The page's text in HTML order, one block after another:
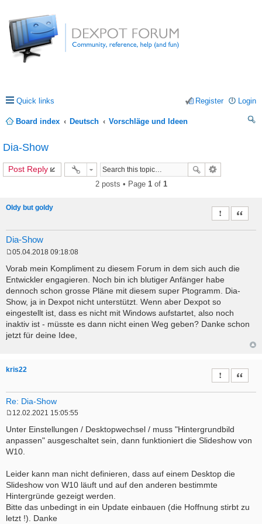
Quick links Login
Register
Board index Deutsch
Vorschläge und Ideen
Dia-Show
Post Reply
2 posts • Page 1of 1
Oldy but goldy
Dia-Show
Report this
Quote
o
t
05.04.2018 09:18:08
Vorab mein Kompliment zu diesem Forum in dem sich auch die
Entwickler engagieren. Noch bin ich blutiger Anfänger habe
dennoch schon grosse Pläne mit diesem super Ptogramm. Dia-
Show, ja in Dexpot nicht unterstützt. Wenn aber Dexpot so
eingestellt ist, dass es nicht mit Windows aufstartet, also noch
inaktiv ist - müsste es dann nicht einen Weg geben? Danke schon
jetzt für deine Idee,
kris22
Re: Dia-Show
Report this
Quote
o
t
12.02.2021 15:05:55
Unter Einstellungen / Desktopwechsel / muss "Hintergrundbild
anpassen" ausgeschaltet sein, dann funktioniert die Slideshow von
W10.
Leider kann man nicht definieren, dass auf einem Desktop die
Slideshow von W10 läuft und auf den anderen bestimmte
Hintergründe gezeigt werden.
Bitte das unbedingt in ein Update einbauen (die Hoffnung stirbt zu
letzt !). Danke